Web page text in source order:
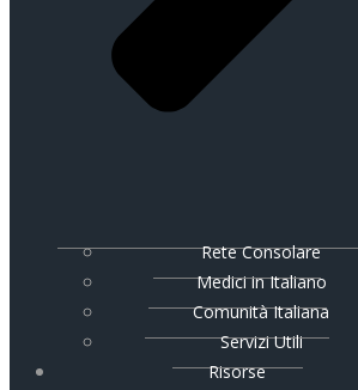
Rete Consolare
Medici in Italiano
Comunità Italiana
Servizi Utili
Risorse